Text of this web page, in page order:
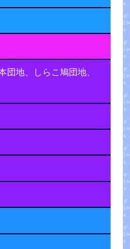
団地、しらこ鳩団地、